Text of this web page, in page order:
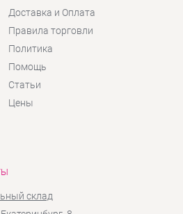
Доставка и Оплата
Правила торговли
Политика
Помощь
Статьи
Цены
склад